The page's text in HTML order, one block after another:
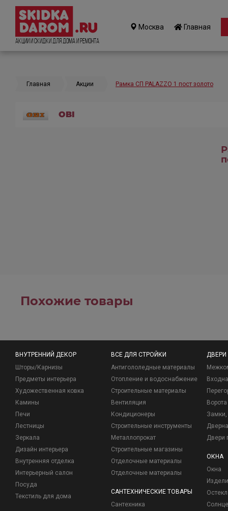
Акции и Скидки для дома и ремонта
Москва Главная
Главная Акции Рамка СП PALAZZO 1 пост золото
OBI
Похожие товары
ВНУТРЕННИЙ ДЕКОР
Шторы/Карнизы
Предметы интерьера
Художественная ковка
Камины
Печи
Лестницы
Зеркала
Дизайн интерьера
Внутренняя отделка
Интерьерный салон
Посуда
Текстиль для дома
ВСЕ ДЛЯ СТРОЙКИ
Антигололедные материалы
Отопление и водоснабжение
Строительные материалы
Вентиляция
Кондиционеры
Строительные инструменты
Металлопрокат
Строительные магазины
Отделочные материалы
Отделочные материалы
САНТЕХНИЧЕСКИЕ ТОВАРЫ
Сантехника
ДВЕРИ
Ворота
Замки,
Двери
ОКНА
Окна